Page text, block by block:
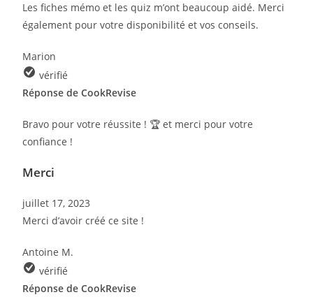
Les fiches mémo et les quiz m’ont beaucoup aidé. Merci
également pour votre disponibilité et vos conseils.
Marion
vérifié
Réponse de CookRevise
Bravo pour votre réussite ! 🏆 et merci pour votre
confiance !
Merci
juillet 17, 2023
Merci d’avoir créé ce site !
Antoine M.
vérifié
Réponse de CookRevise